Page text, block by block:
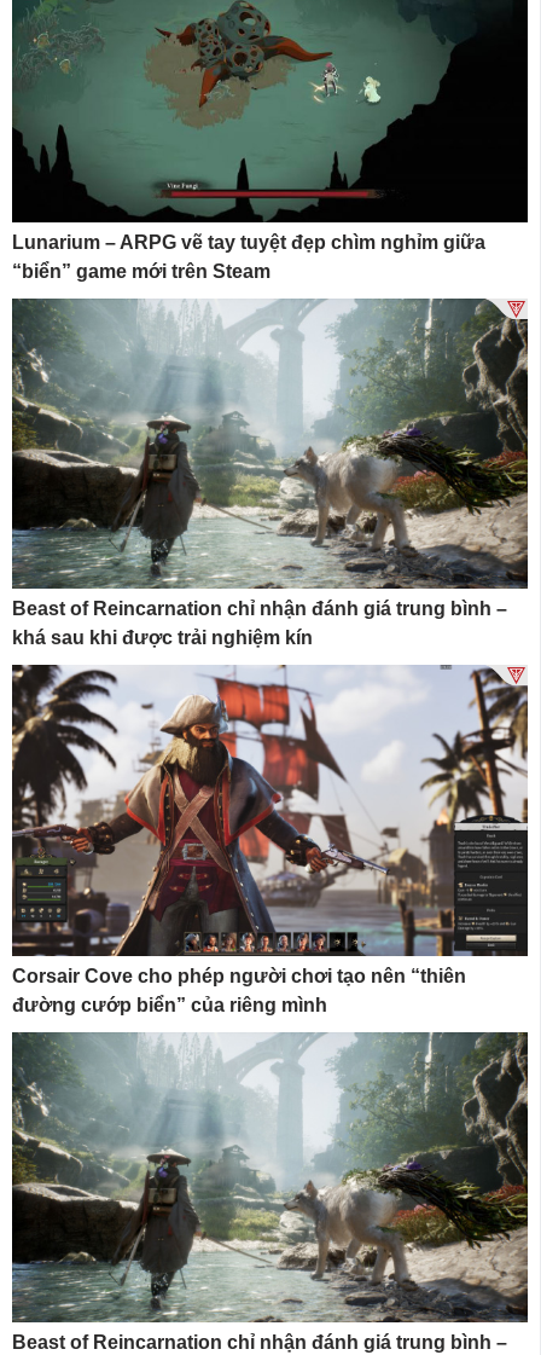
Lunarium – ARPG vẽ tay tuyệt đẹp chìm nghỉm giữa
“biển” game mới trên Steam
Beast of Reincarnation chỉ nhận đánh giá trung bình –
khá sau khi được trải nghiệm kín
Corsair Cove cho phép người chơi tạo nên “thiên
đường cướp biển” của riêng mình
Beast of Reincarnation chỉ nhận đánh giá trung bình –